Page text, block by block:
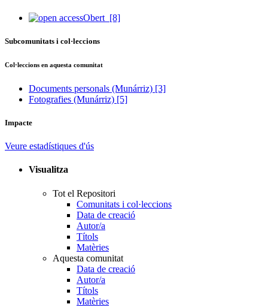
Obert [8]
Subcomunitats i col·leccions
Col·leccions en aquesta comunitat
Documents personals (Munárriz) [3]
Fotografies (Munárriz) [5]
Impacte
Veure estadístiques d'ús
Visualitza
Tot el Repositori
Comunitats i col·leccions
Data de creació
Autor/a
Títols
Matèries
Aquesta comunitat
Data de creació
Autor/a
Títols
Matèries